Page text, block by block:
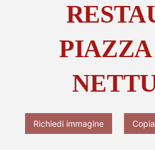
Richiedi immagine